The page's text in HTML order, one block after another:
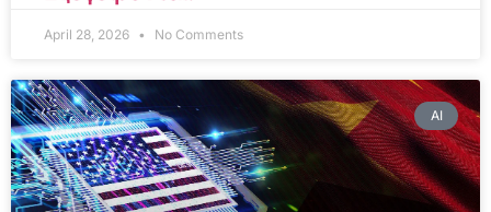
April 28, 2026 No Comments
AI